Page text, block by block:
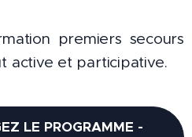
premiers secours
active et participative.
LE PROGRAMME -